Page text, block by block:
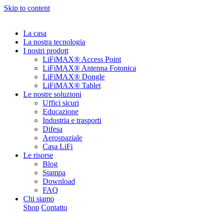
Skip to content
La casa
La nostra tecnologia
I nostri prodott
LiFiMAX® Access Point
LiFiMAX® Antenna Fotonica
LiFiMAX® Dongle
LiFiMAX® Tablet
Le nostre soluzioni
Uffici sicuri
Educazione
Industria e trasporti
Difesa
Aerospaziale
Casa LiFi
Le risorse
Blog
Stampa
Download
FAQ
Chi siamo
Shop Contatto